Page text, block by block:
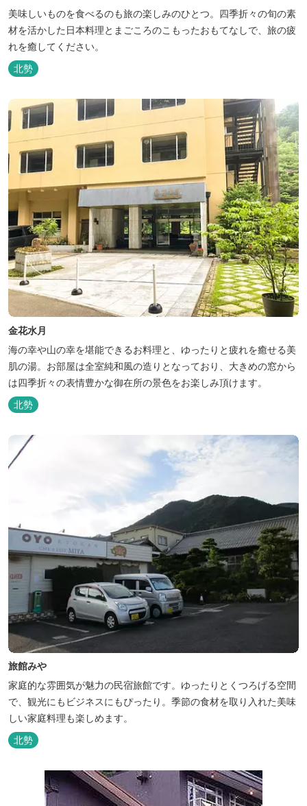
美味しいものを食べるのも旅の楽しみのひとつ。四季折々の旬の素
材を活かした日本料理とまごころのこもったおもてなしで、旅の疲
れを癒してください。
北勢
金花水月
海の幸や山の幸を堪能できるお料理と、ゆったりと疲れを癒せる美
肌の湯。お部屋は全室純和風の造りとなっており、大きめの窓から
は四季折々の表情豊かな御在所の景色をお楽しみ頂けます。
北勢
旅館みや
家庭的な雰囲気が魅力の民宿旅館です。ゆったりとくつろげる空間
で、観光にもビジネスにもぴったり。季節の食材を取り入れた美味
しい家庭料理も楽しめます。
北勢